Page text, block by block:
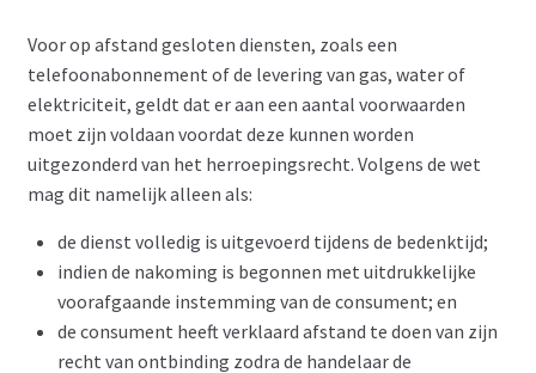
Voor op afstand gesloten diensten, zoals een
telefoonabonnement of de levering van gas, water of
elektriciteit, geldt dat er aan een aantal voorwaarden
moet zijn voldaan voordat deze kunnen worden
uitgezonderd van het herroepingsrecht. Volgens de wet
mag dit namelijk alleen als:
de dienst volledig is uitgevoerd tijdens de bedenktijd;
indien de nakoming is begonnen met uitdrukkelijke
voorafgaande instemming van de consument; en
de consument heeft verklaard afstand te doen van zijn
recht van ontbinding zodra de handelaar de